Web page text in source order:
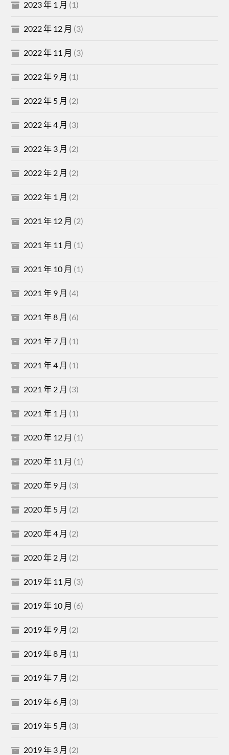
2023 年 1 月 (1)
2022 年 12 月 (3)
2022 年 11 月 (3)
2022 年 9 月 (1)
2022 年 5 月 (2)
2022 年 4 月 (3)
2022 年 3 月 (2)
2022 年 2 月 (2)
2022 年 1 月 (2)
2021 年 12 月 (2)
2021 年 11 月 (1)
2021 年 10 月 (1)
2021 年 9 月 (4)
2021 年 8 月 (6)
2021 年 7 月 (1)
2021 年 4 月 (1)
2021 年 2 月 (3)
2021 年 1 月 (1)
2020 年 12 月 (1)
2020 年 11 月 (1)
2020 年 9 月 (3)
2020 年 5 月 (2)
2020 年 4 月 (2)
2020 年 2 月 (2)
2019 年 11 月 (3)
2019 年 10 月 (6)
2019 年 9 月 (2)
2019 年 8 月 (1)
2019 年 7 月 (2)
2019 年 6 月 (3)
2019 年 5 月 (3)
2019 年 3 月 (2)